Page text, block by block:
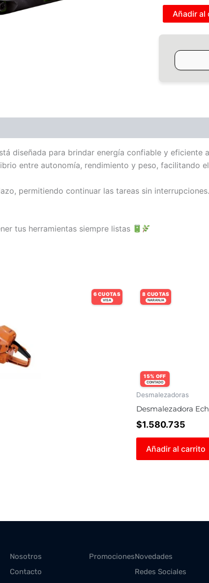
Añadir al
diseñada para brindar energía confiable y eficiente
entre autonomía, rendimiento y peso, facilitando
permitiendo continuar las tareas sin
tus herramientas siempre listas
6 CUOTAS
VISA
8 CUOTAS
NARANJA
15% OFF
CONTADO
Desmalezadoras
Desmalezadora
$1.580.735
Añadir al carrito
Nosotros
Contacto
PromocionesNovedades
Redes Sociales